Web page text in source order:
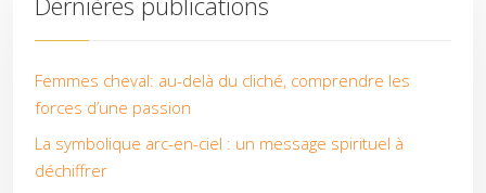
Femmes cheval: au-delà du cliché, comprendre les
forces d’une passion
La symbolique arc-en-ciel : un message spirituel à
déchiffrer